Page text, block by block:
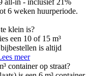
6 weken huurperiode.
klein is?
een 10 of 15 m³
is altijd
meer
container op straat?